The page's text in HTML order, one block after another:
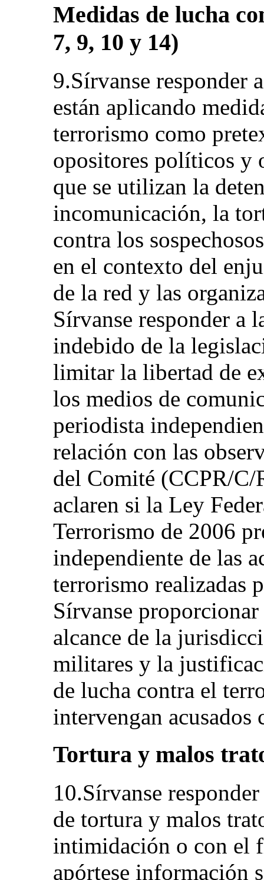
Medidas de lucha
7, 9, 10 y 14)
9.Sírvanse responder
están aplicando
terrorismo como
opositores políticos y
que se utilizan la
incomunicación, la
contra los
en el contexto del
de la red y las
Sírvanse responder a
indebido de la
limitar la libertad de
los medios de
periodista
relación con las
del Comité (CCPR/
aclaren si la Ley
Terrorismo de 2006
independiente de las
terrorismo realizadas
Sírvanse
alcance de la
militares y la
de lucha contra el
intervengan acusados
Tortura y malos
10.Sírvanse
de tortura y malos
intimidación o con el
apórtese información